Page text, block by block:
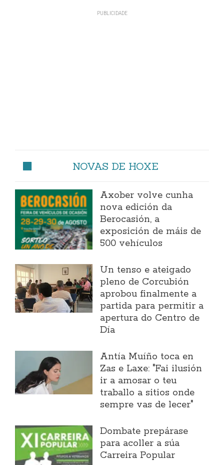
NOVAS DE HOXE
Axober volve cunha
nova edición da
Berocasión, a
exposición de máis de
500 vehículos
Un tenso e ateigado
pleno de Corcubión
aprobou finalmente a
partida para permitir a
apertura do Centro de
Día
Antía Muíño toca en
Zas e Laxe: "Fai ilusión
ir a amosar o teu
traballo a sitios onde
sempre vas de lecer"
Dombate prepárase
para acoller a súa
Carreira Popular